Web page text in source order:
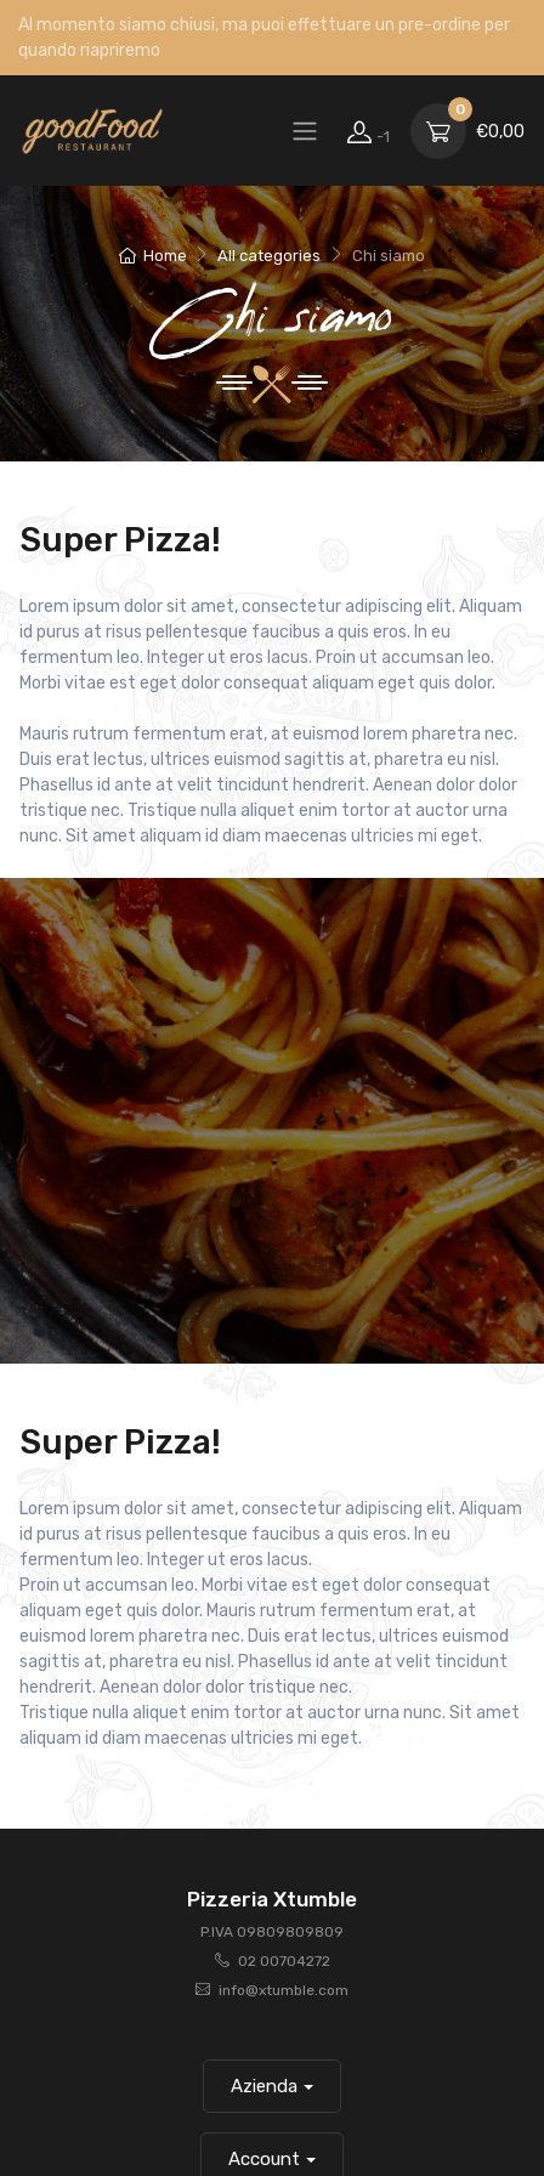
Al momento siamo chiusi, ma puoi effettuare un pre-ordine per
quando riapriremo
-1
0
€0,00
Home All categories Chi siamo
Chi siamo
Super Pizza!
Lorem ipsum dolor sit amet, consectetur adipiscing elit. Aliquam
id purus at risus pellentesque faucibus a quis eros. In eu
fermentum leo. Integer ut eros lacus. Proin ut accumsan leo.
Morbi vitae est eget dolor consequat aliquam eget quis dolor.
Mauris rutrum fermentum erat, at euismod lorem pharetra nec.
Duis erat lectus, ultrices euismod sagittis at, pharetra eu nisl.
Phasellus id ante at velit tincidunt hendrerit. Aenean dolor dolor
tristique nec. Tristique nulla aliquet enim tortor at auctor urna
nunc. Sit amet aliquam id diam maecenas ultricies mi eget.
Super Pizza!
Lorem ipsum dolor sit amet, consectetur adipiscing elit. Aliquam
id purus at risus pellentesque faucibus a quis eros. In eu
fermentum leo. Integer ut eros lacus.
Proin ut accumsan leo. Morbi vitae est eget dolor consequat
aliquam eget quis dolor. Mauris rutrum fermentum erat, at
euismod lorem pharetra nec. Duis erat lectus, ultrices euismod
sagittis at, pharetra eu nisl. Phasellus id ante at velit tincidunt
hendrerit. Aenean dolor dolor tristique nec.
Tristique nulla aliquet enim tortor at auctor urna nunc. Sit amet
aliquam id diam maecenas ultricies mi eget.
Pizzeria Xtumble
P.IVA 09809809809
02 00704272
info@xtumble.com
Azienda
Account